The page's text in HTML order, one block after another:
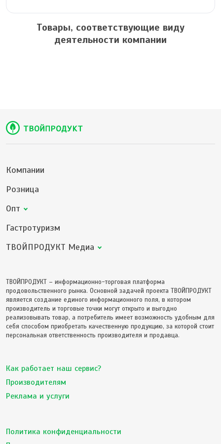
Товары, соответствующие виду
деятельности компании
Компании
Розница
Опт
Гастротуризм
ТВОЙПРОДУКТ Медиа
ТВОЙПРОДУКТ – информационно-торговая платформа
продовольственного рынка. Основной задачей проекта ТВОЙПРОДУКТ
является создание единого информационного поля, в котором
производитель и торговые точки могут открыто и выгодно
реализовывать товар, а потребитель имеет возможность удобным для
себя способом приобретать качественную продукцию, за которой стоит
персональная ответственность производителя и продавца.
Как работает наш сервис?
Производителям
Реклама и услуги
Политика конфиденциальности